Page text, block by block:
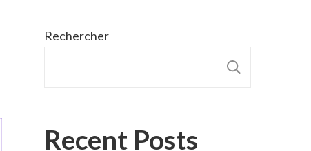
Rechercher
Recent Posts